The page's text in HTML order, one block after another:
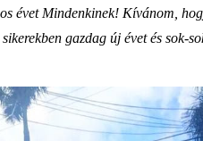
évet Mindenkinek! Kívánom,
gazdag új évet és sok-